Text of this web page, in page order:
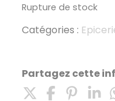
Rupture de stock
Catégories :
Partagez cette